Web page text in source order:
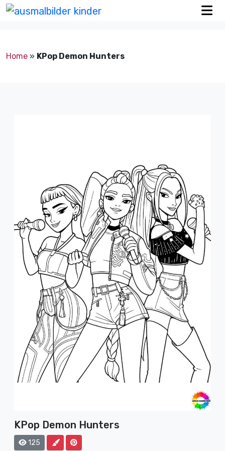
Home » KPop Demon Hunters
KPop Demon Hunters
125